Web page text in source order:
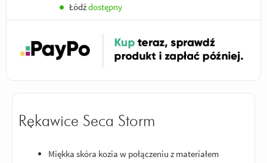
● Łódźdostępny
Rękawice Seca Storm
Miękka skóra kozia w połączeniu z materiałem